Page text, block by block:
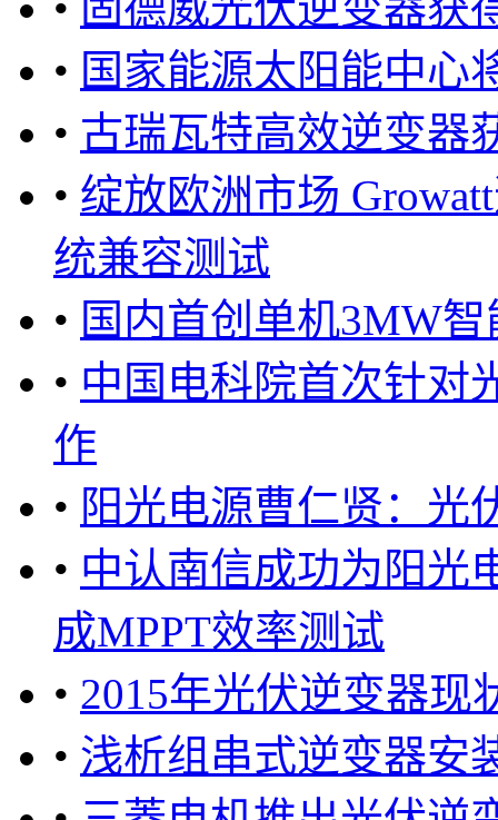
• 国家能源太阳能中心
• 古瑞瓦特高效逆变器
• 绽放欧洲市场
统兼容测试
• 国内首创单机3MW
• 中国电科院首次针对
作
• 阳光电源曹仁贤：光
• 中认南信成功为阳光
成MPPT效率测试
• 2015年光伏逆变器现
• 浅析组串式逆变器安